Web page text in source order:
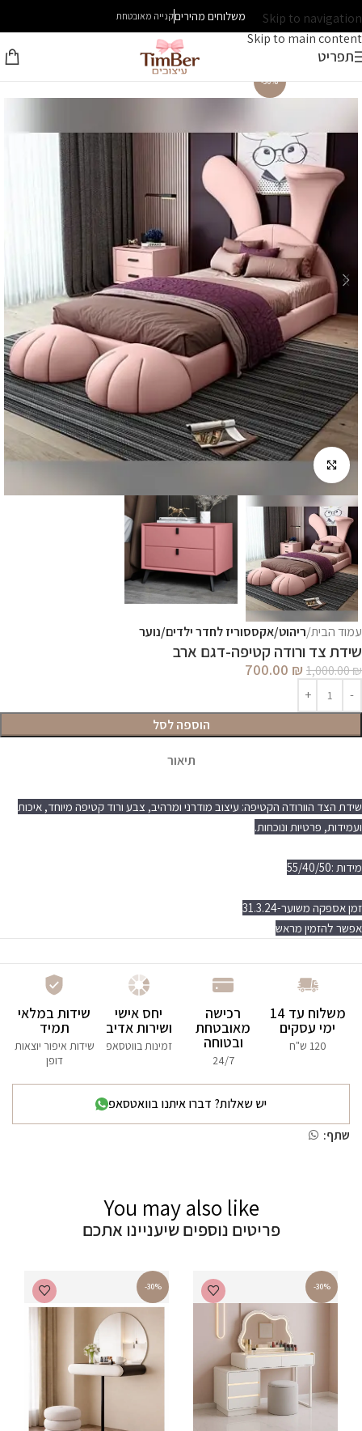
Skip to navigation
Skip to main content
משלוחים מהיריםקנייה מאובטחת
תפריט
עמוד הבית ריהוט/אקססוריז לחדר ילדים/נוער
שידת צד ורודה קטיפה-דגם ארב
1,000.00₪
700.00 ₪
הוספה לסל
תיאור
שידת הצד הוורודה הקטיפה: עיצוב מודרני ומרהיב, צבע ורוד קטיפה מיוחד, איכות
ועמידות, פרטיות ונוכחות.
מידות :55/40/50
זמן אספקה משוער-31.3.24
אפשר להזמין מראש
-30%
לחץ להגדלה
משלוח עד 14
ימי עסקים
120 ש"ח
רכישה
מאובטחת
ובטוחה
24/7
יחס אישי
ושירות אדיב
זמינות בווטסאפ
שידות במלאי
תמיד
שידות איפור יוצאות
דופן
יש שאלות? דברו איתנו בוואטסאפ
שתף:
You may also like
פריטים נוספים שיעניינו אתכם
-30%
-30%